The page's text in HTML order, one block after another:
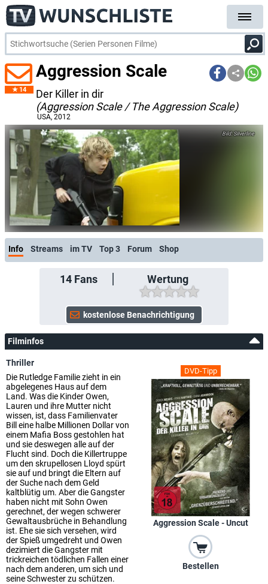
14
Aggression Scale
Der Killer in dir
(Aggression Scale / The Aggression Scale)
USA, 2012
Silverline
Info Streams im TV Top 3 Forum Shop
14Fans Wertung
Filminfos
DVD-Tipp
Aggression Scale - Uncut
Bestellen
Thriller
Die Rutledge Familie zieht in ein
abgelegenes Haus auf dem
Land. Was die Kinder Owen,
Lauren und ihre Mutter nicht
wissen, ist, dass Familienvater
Bill eine halbe Millionen Dollar von
einem Mafia Boss gestohlen hat
und sie deswegen alle auf der
Flucht sind. Doch die Killertruppe
um den skrupellosen Lloyd spürt
sie auf und bringt die Eltern auf
der Suche nach dem Geld
kaltblütig um. Aber die Gangster
haben nicht mit Sohn Owen
gerechnet, der wegen schwerer
Gewaltausbrüche in Behandlung
ist. Ehe sie sich versehen, wird
der Spieß umgedreht und Owen
dezimiert die Gangster mit
trickreichen tödlichen Fallen einer
nach dem anderen, um sich und
seine Schwester zu schützen.